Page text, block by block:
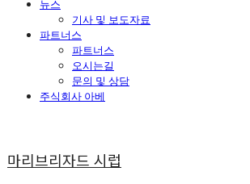
뉴스
기사 및 보도자료
파트너스
파트너스
오시는길
문의 및 상담
주식회사 아베
마리브리자드 시럽